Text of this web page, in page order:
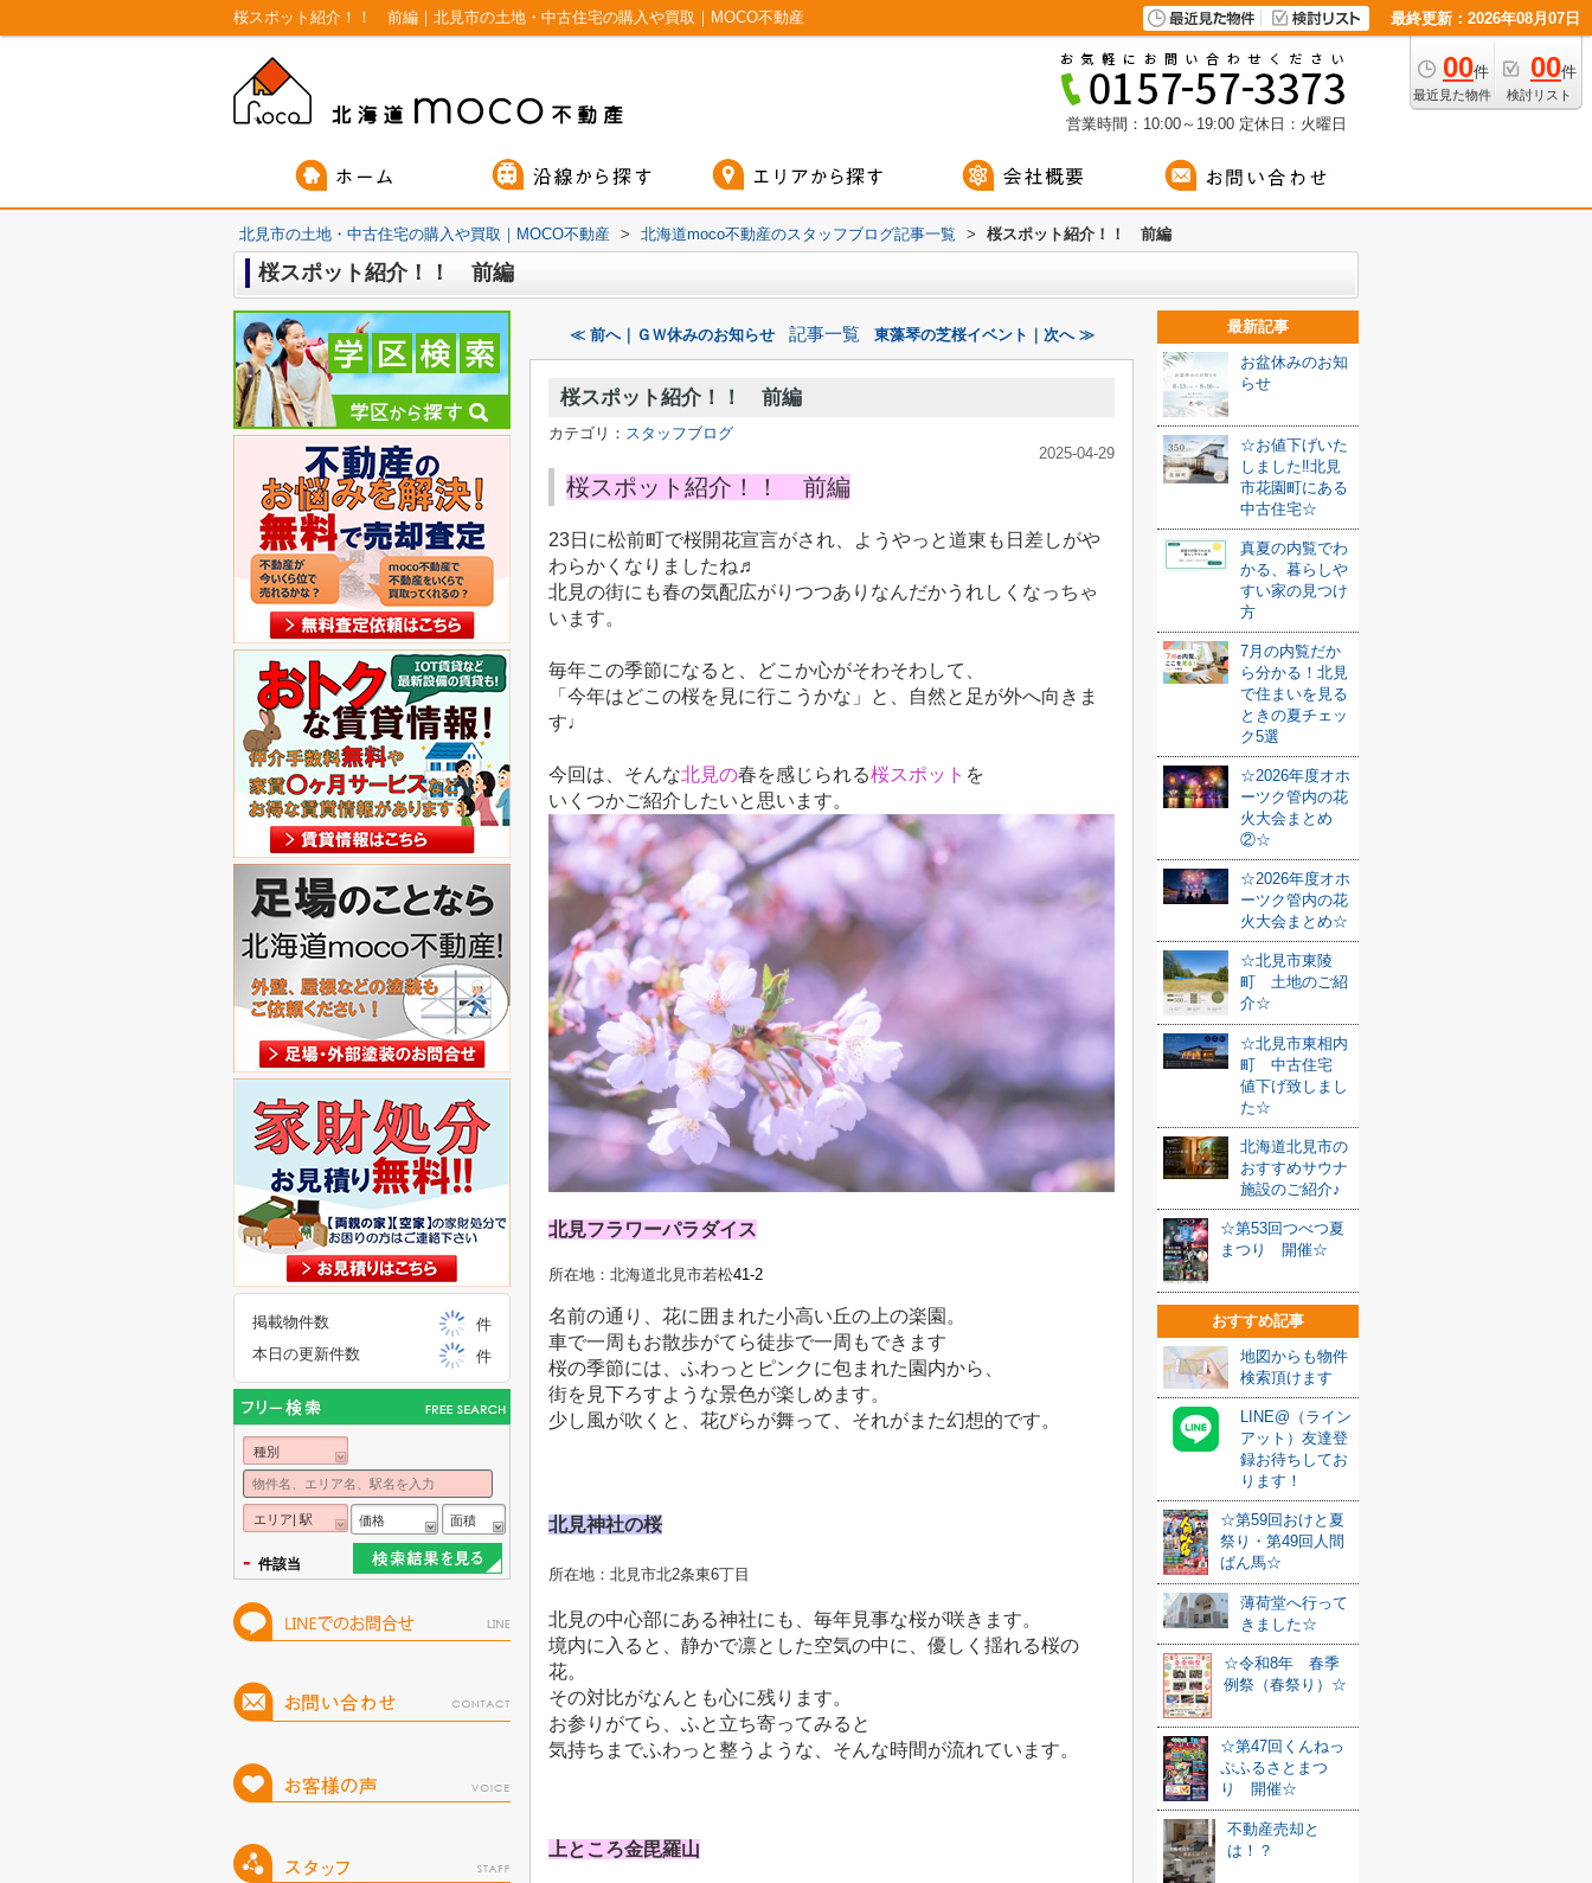
桜スポット紹介！！ 前編｜北見市の土地・中古住宅の購入や買取｜MOCO不動産 最終更新：2026年08月07日
00件
最近見た物件
00件
検討リスト
営業時間：10:00～19:00 定休日：火曜日
北見市の土地・中古住宅の購入や買取｜MOCO不動産 > 北海道moco不動産のスタッフブログ記事一覧 > 桜スポット紹介！！ 前編
桜スポット紹介！！ 前編
≪ 前へ｜ＧＷ休みのお知らせ 記事一覧 東藻琴の芝桜イベント｜次へ ≫
桜スポット紹介！！ 前編
カテゴリ： スタッフブログ
2025-04-29
桜スポット紹介！！ 前編
23日に松前町で桜開花宣言がされ、ようやっと道東も日差しがや
わらかくなりましたね♬
北見の街にも春の気配広がりつつあり なんだかうれしくなっちゃ
います。
毎年この季節になると、どこか心がそわそわして、
「今年はどこの桜を見に行こうかな」と、自然と足が外へ向きま
す♩
今回は、そんな北見の春を感じられる桜スポット を
いくつかご紹介したいと思います。
北見フラワーパラダイス
所在地：北海道北見市若松41-2
名前の通り、花に囲まれた小高い丘の上の楽園。
車で一周もお散歩がてら徒歩で一周もできます
桜の季節には、ふわっとピンクに包まれた園内から、
街を見下ろすような景色が楽しめます。
少し風が吹くと、花びらが舞って、それがまた幻想的です。
北見神社の桜
所在地： 北見市北2条東6丁目
北見の中心部にある神社にも、毎年見事な桜が咲きます。
境内に入ると、静かで凛とした空気の中に、優しく揺れる桜の
花。
その対比がなんとも心に残ります。
お参りがてら、ふと立ち寄ってみると
気持ちまでふわっと整うような、そんな時間が流れています。
上ところ金毘羅山
最新記事
お盆休みのお知
らせ
☆お値下げいた
しました‼北見
市花園町にある
中古住宅☆
真夏の内覧でわ
かる、暮らしや
すい家の見つけ
方
7月の内覧だか
ら分かる！北見
で住まいを見る
ときの夏チェッ
ク5選
☆2026年度オホ
ーツク管内の花
火大会まとめ
②☆
☆2026年度オホ
ーツク管内の花
火大会まとめ☆
☆北見市東陵
町 土地のご紹
介☆
☆北見市東相内
町 中古住宅
値下げ致しまし
た☆
北海道北見市の
おすすめサウナ
施設のご紹介♪
☆第53回つべつ夏
まつり 開催☆
おすすめ記事
地図からも物件
検索頂けます
LINE@（ライン
アット）友達登
録お待ちしてお
ります！
☆第59回おけと夏
祭り・第49回人間
ばん馬☆
薄荷堂へ行って
きました☆
☆令和8年 春季
例祭（春祭り）☆
☆第47回くんねっ
ぷふるさとまつ
り 開催☆
不動産売却と
は！？
掲載物件数
件
本日の更新件数
件
種別
エリア| 駅 価格 面積
- 件該当